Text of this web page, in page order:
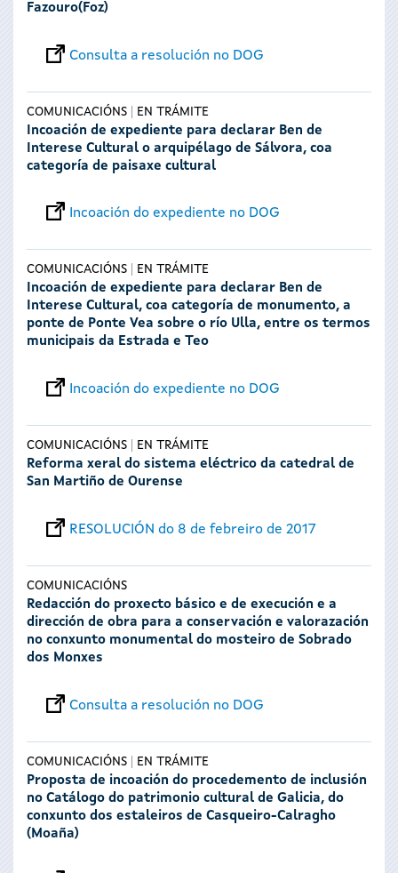
Fazouro(Foz)
Consulta a resolución no DOG
COMUNICACIÓNS EN TRÁMITE
Incoación de expediente para declarar Ben de
Interese Cultural o arquipélago de Sálvora, coa
categoría de paisaxe cultural
Incoación do expediente no DOG
COMUNICACIÓNS EN TRÁMITE
Incoación de expediente para declarar Ben de
Interese Cultural, coa categoría de monumento, a
ponte de Ponte Vea sobre o río Ulla, entre os termos
municipais da Estrada e Teo
Incoación do expediente no DOG
COMUNICACIÓNS EN TRÁMITE
Reforma xeral do sistema eléctrico da catedral de
San Martiño de Ourense
RESOLUCIÓN do 8 de febreiro de 2017
COMUNICACIÓNS
Redacción do proxecto básico e de execución e a
dirección de obra para a conservación e valorazación
no conxunto monumental do mosteiro de Sobrado
dos Monxes
Consulta a resolución no DOG
COMUNICACIÓNS EN TRÁMITE
Proposta de incoación do procedemento de inclusión
no Catálogo do patrimonio cultural de Galicia, do
conxunto dos estaleiros de Casqueiro-Calragho
(Moaña)